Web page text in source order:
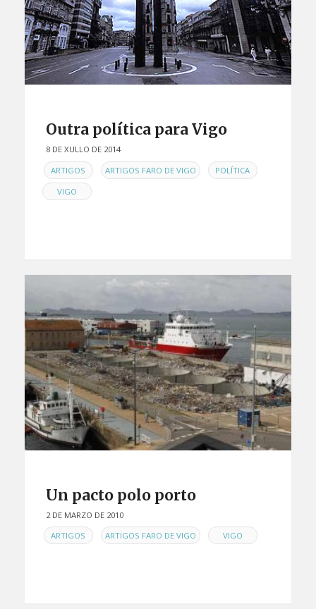
Outra política para Vigo
8 DE XULLO DE 2014
EN ARTIGOS , ARTIGOS FARO DE VIGO , POLÍTICA ,
VIGO
Un pacto polo porto
2 DE MARZO DE 2010
EN ARTIGOS , ARTIGOS FARO DE VIGO , VIGO